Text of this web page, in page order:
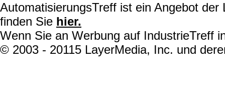
AutomatisierungsTreff ist ein Angebot
finden Sie hier.
Wenn Sie an Werbung auf IndustrieTreff
© 2003 - 20115 LayerMedia, Inc. und